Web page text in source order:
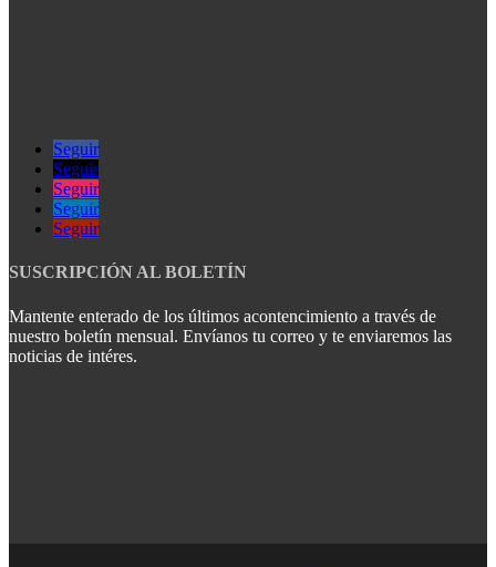
Seguir
Seguir
Seguir
Seguir
Seguir
SUSCRIPCIÓN AL BOLETÍN
Mantente enterado de los últimos acontencimiento a través de
nuestro boletín mensual. Envíanos tu correo y te enviaremos las
noticias de intéres.